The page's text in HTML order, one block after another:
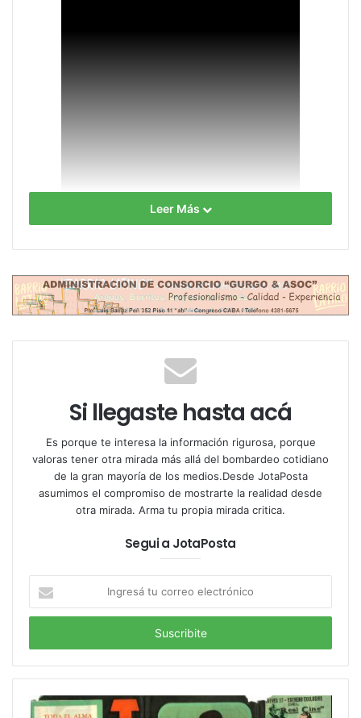
Leer Más
Si llegaste hasta acá
Es porque te interesa la información rigurosa, porque
valoras tener otra mirada más allá del bombardeo cotidiano
de la gran mayoría de los medios.Desde JotaPosta
asumimos el compromiso de mostrarte la realidad desde
otra mirada. Arma tu propia mirada critica.
Segui a JotaPosta
correo